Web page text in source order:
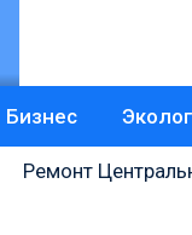
Бизнес
Ремонт